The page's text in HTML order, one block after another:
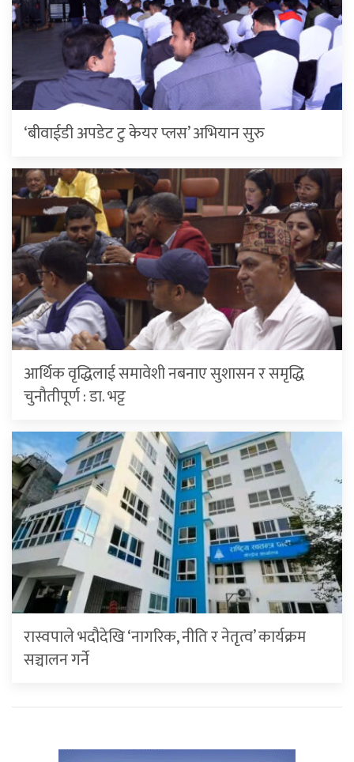
‘बीवाईडी अपडेट टु केयर प्लस’ अभियान सुरु
आर्थिक वृद्धिलाई समावेशी नबनाए सुशासन र समृद्धि
चुनौतीपूर्ण : डा. भट्ट
रास्वपाले भदौदेखि ‘नागरिक, नीति र नेतृत्व’ कार्यक्रम
सञ्चालन गर्ने